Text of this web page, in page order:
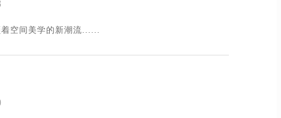
空间美学的新潮流......